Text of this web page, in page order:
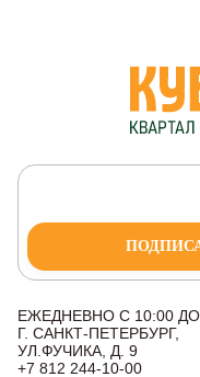
ЕЖЕДНЕВНО С 10:00 ДО
Г. САНКТ-ПЕТЕРБУРГ,
УЛ.ФУЧИКА, Д. 9
+7 812 244-10-00